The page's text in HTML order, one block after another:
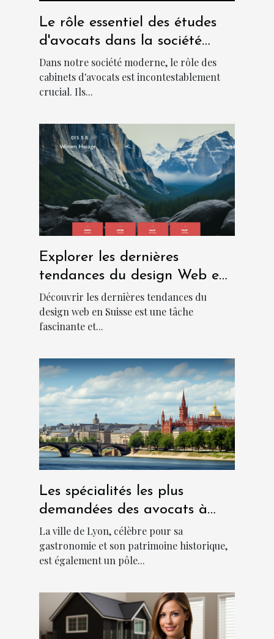
Le rôle essentiel des études
d'avocats dans la société
moderne
Dans notre société moderne, le rôle des
cabinets d'avocats est incontestablement
crucial. Ils...
Explorer les dernières
tendances du design Web en
Suisse
Découvrir les dernières tendances du
design web en Suisse est une tâche
fascinante et...
Les spécialités les plus
demandées des avocats à
Lyon
La ville de Lyon, célèbre pour sa
gastronomie et son patrimoine historique,
est également un pôle...